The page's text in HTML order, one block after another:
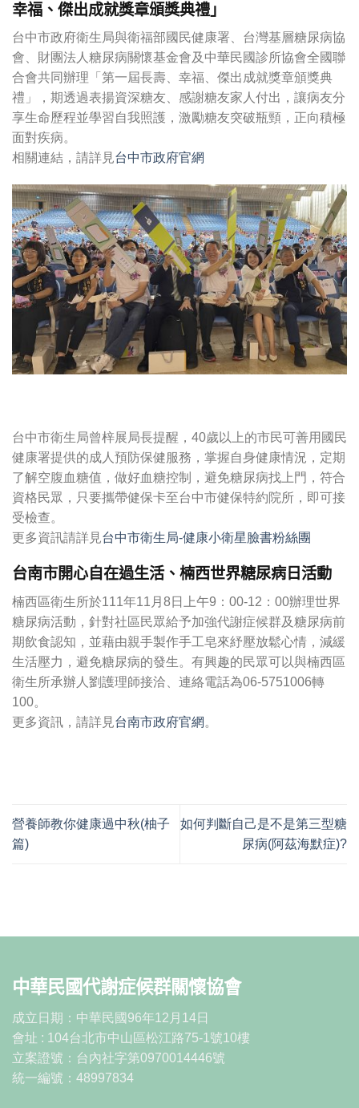
幸福、傑出成就獎章頒獎典禮」
台中市政府衛生局與衛福部國民健康署、台灣基層糖尿病協
會、財團法人糖尿病關懷基金會及中華民國診所協會全國聯
合會共同辦理「第一屆長壽、幸福、傑出成就獎章頒獎典
禮」，期透過表揚資深糖友、感謝糖友家人付出，讓病友分
享生命歷程並學習自我照護，激勵糖友突破瓶頸，正向積極
面對疾病。
相關連結，請詳見台中市政府官網
台中市衛生局曾梓展局長提醒，40歲以上的市民可善用國民
健康署提供的成人預防保健服務，掌握自身健康情況，定期
了解空腹血糖值，做好血糖控制，避免糖尿病找上門，符合
資格民眾，只要攜帶健保卡至台中市健保特約院所，即可接
受檢查。
更多資訊請詳見台中市衛生局-健康小衛星臉書粉絲團
台南市開心自在過生活、楠西世界糖尿病日活動
楠西區衛生所於111年11月8日上午9：00-12：00辦理世界
糖尿病活動，針對社區民眾給予加強代謝症候群及糖尿病前
期飲食認知，並藉由親手製作手工皂來紓壓放鬆心情，減緩
生活壓力，避免糖尿病的發生。有興趣的民眾可以與楠西區
衛生所承辦人劉護理師接洽、連絡電話為06-5751006轉
100。
更多資訊，請詳見台南市政府官網 。
營養師教你健康過中秋(柚子
篇)
如何判斷自己是不是第三型糖
尿病(阿茲海默症)?
中華民國代謝症候群關懷協會
成立日期：中華民國96年12月14日
會址 : 104台北市中山區松江路75-1號10樓
立案證號：台內社字第0970014446號
統一編號：48997834